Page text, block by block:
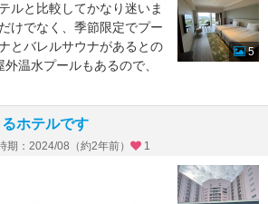
ルと比較してかなり迷いま
けでなく、季節限定でプー
とバレルサウナがあるとの
温水プールもあるので、
5
ホテルです
期：2024/08（約2年前） 1